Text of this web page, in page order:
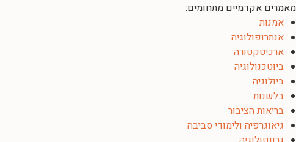
מאמרים אקדמיים מתחומים:
אמנות
אנתרופולוגיה
ארכיטקטורה
ביוטכנולוגיה
ביולוגיה
בלשנות
בריאות הציבור
גיאוגרפיה ולימודי סביבה